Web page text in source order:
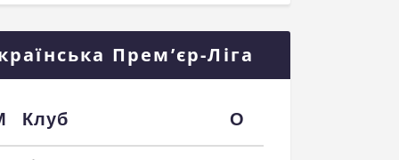
Прем’єр-Ліга
Клуб О